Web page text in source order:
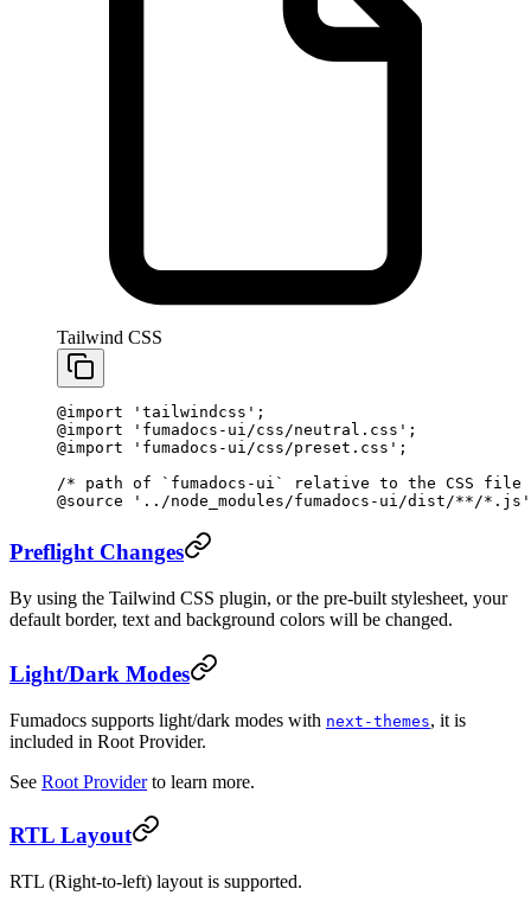
Tailwind CSS
@import 'tailwindcss' ;
@import 'fumadocs-ui/css/neutral.css' ;
@import 'fumadocs-ui/css/preset.css' ;
/* path of `fumadocs-ui` relative to the CSS
@source '../node_modules/fumadocs-ui/dist/**/
Preflight Changes
By using the Tailwind CSS plugin, or the pre-built stylesheet, your
default border, text and background colors will be changed.
Light/Dark Modes
Fumadocs supports light/dark modes with next-themes, it is
included in Root Provider.
See Root Providerto learn more.
RTL Layout
RTL (Right-to-left) layout is supported.